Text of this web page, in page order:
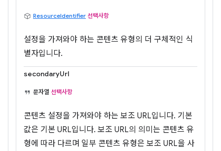
ResourceIdentifier 선택사항
설정을 가져와야 하는 콘텐츠 유형의 더 구체적인 식
별자입니다.
secondaryUrl
문자열 선택사항
콘텐츠 설정을 가져와야 하는 보조 URL입니다. 기본
값은 기본 URL입니다. 보조 URL의 의미는 콘텐츠 유
형에 따라 다르며 일부 콘텐츠 유형은 보조 URL을 사